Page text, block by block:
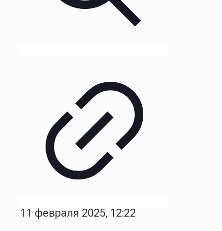
11 февраля 2025, 12:22